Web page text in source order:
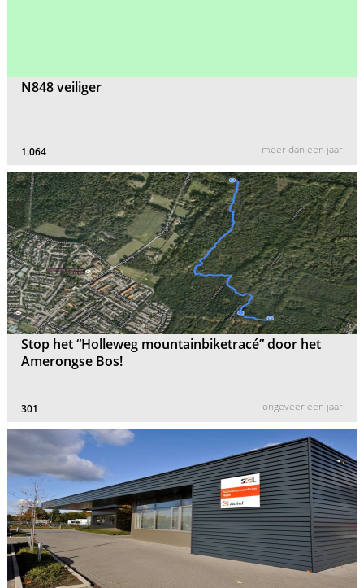
N848 veiliger
1.064 meer dan een jaar
Stop het “Holleweg mountainbiketracé” door het
Amerongse Bos!
301 ongeveer een jaar